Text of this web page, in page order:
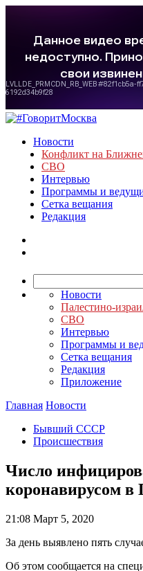
Новости
Конфликт на
СВО
Интервью
Программы и
Сетка вещания
Редакция
Новости
Палестино-
СВО
Интервью
Программы и
Сетка вещания
Редакция
Приложение
Главная Новости
Бывший СССР
Происшествия
Число
коронавирусом в
21:08 Март 5, 2020
За день выявлено пять
Об этом сообщается на